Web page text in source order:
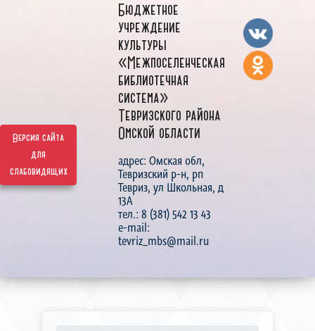
Версия сайта
для
слабовидящих
Бюджетное
учреждение
культуры
«Межпоселенческая
библиотечная
система»
Тевризского района
Омской области
адрес: Омская обл,
Тевризский р-н, рп
Тевриз, ул Школьная, д
13А
тел.: 8 (381) 542 13 43
e-mail:
tevriz_mbs@mail.ru